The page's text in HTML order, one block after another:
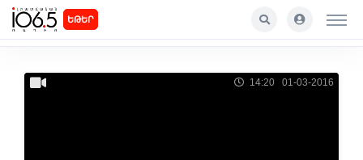
ԵԹԵՐ
14:20 01-03-2016